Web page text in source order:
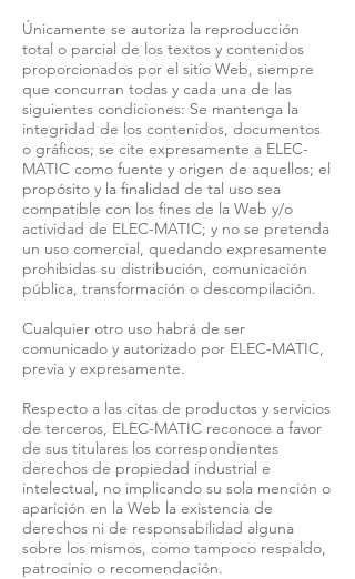
Únicamente se autoriza la reproducción
total o parcial de los textos y contenidos
proporcionados por el sitio Web, siempre
que concurran todas y cada una de las
siguientes condiciones: Se mantenga la
integridad de los contenidos, documentos
o gráficos; se cite expresamente a ELEC-
MATIC como fuente y origen de aquellos; el
propósito y la finalidad de tal uso sea
compatible con los fines de la Web y/o
actividad de ELEC-MATIC; y no se pretenda
un uso comercial, quedando expresamente
prohibidas su distribución, comunicación
pública, transformación o descompilación.
Cualquier otro uso habrá de ser
comunicado y autorizado por ELEC-MATIC,
previa y expresamente.
Respecto a las citas de productos y servicios
de terceros, ELEC-MATIC reconoce a favor
de sus titulares los correspondientes
derechos de propiedad industrial e
intelectual, no implicando su sola mención o
aparición en la Web la existencia de
derechos ni de responsabilidad alguna
sobre los mismos, como tampoco respaldo,
patrocinio o recomendación.